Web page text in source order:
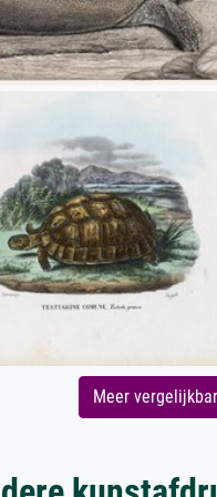
Meer